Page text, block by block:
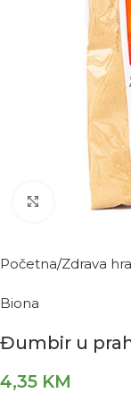
Kliknite za
Početna Zdrava
Biona
Đumbir u
4,35 KM